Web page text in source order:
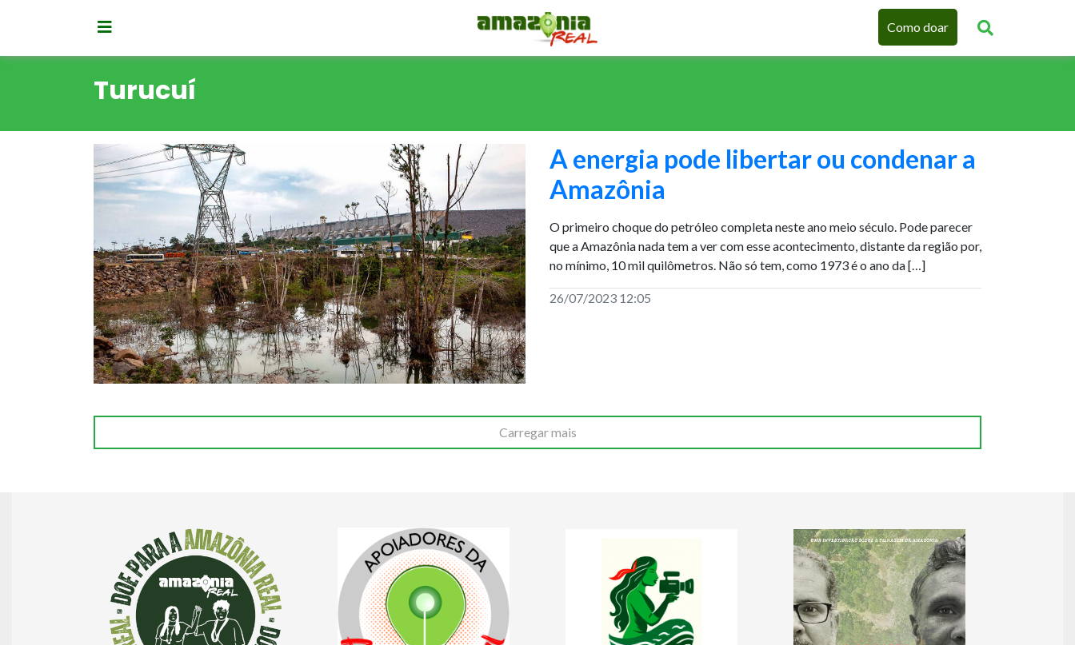
Como doar
Turucuí
A energia pode libertar ou condenar a
Amazônia
O primeiro choque do petróleo completa neste ano meio século. Pode parecer
que a Amazônia nada tem a ver com esse acontecimento, distante da região por,
no mínimo, 10 mil quilômetros. Não só tem, como 1973 é o ano da […]
26/07/2023 12:05
Carregar mais